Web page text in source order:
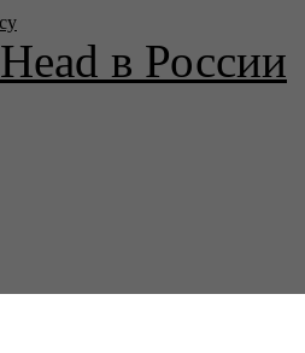
в России